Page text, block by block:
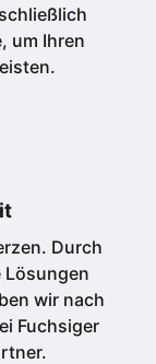
um Ihren
Durch
wir nach
Fuchsiger